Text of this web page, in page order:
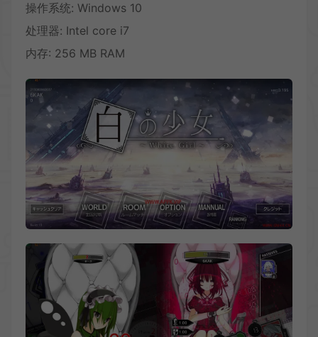
操作系统: Windows 10
处理器: Intel core i7
内存: 256 MB RAM